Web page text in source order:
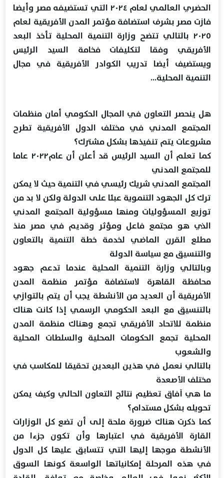
الحضري العالمي لعام ٢٠٢٤ التي تستضيفه مصر وأيضا
فازت مصر بشرف استضافة مؤتمر المدن الأفريقية لعام
٢٠٢٥ بالتالي تتضح وزارة التنمية المحلية تأخذ البعد
الأفريقي وفقا لتكليفات فخامة السيد الرئيس
ويستضيف أيضا تدريب الكوادر الأفريقية في مجال
التنمية المحلية...
هل ينحصر التعاون في المجال الحكومي أمان منظمات
المجتمع المدني في مختلف الدول الأفريقية تطرح
مشروعات يتم تنفيذها بشكل مشترك؟
كما تعلم أن السيد الرئيس قد أعلن أن عام٢٠٢٢ عاما
للمجتمع المدني
المجتمع المدني شريك رئيسي في التنمية حيث لا يمكن
ترك كل الجهود التنموية عبئا على الدولة ولكن لا بد من
توزيع المسؤوليات ومنها مسؤولية المجتمع المدني
الذي هو مجتمع فاعل ومؤثر وقديم في مصر منذ
مطلع القرن الماضي لخدمة خطة التنمية بالتعاون
والتنسيق مع سياسة الدولة
وبالتالي وزارة التنمية المحلية عندما تدعم جهود
محافظة القاهرة لاستضافة مؤتمر منظمة المدن
الأفريقية أن العديد من الأنشطة يجب أن يتم بالتوازي
بالتنسيق مع البعد الحكومي الرسمي إذا كانت هناك
منظمة للاتحاد الأفريقي تجمع وهناك منظمة المدن
المحلية تجمع الحكومات المحلية والسلطات المحلية
والشعوب
بالتالي نعمل في هذين البعدين تحقيقا للمكاسب في
مختلف الأصعدة
ما هي آفاق تعظيم نتائج التعاون الحالي وكيف يمكن
تحويله بشكل مستدام؟
كما ذكرت هناك ضرورة ملحة إلى أن تضع كل الوزارات
القارة الأفريقية في اعتبارها وأن تكون جزءا من
الأنشطة موجها إليها التي تتسابق عليها كل الدول
في هذه المرحلة إمكانياتها الواسعة كونها السوق